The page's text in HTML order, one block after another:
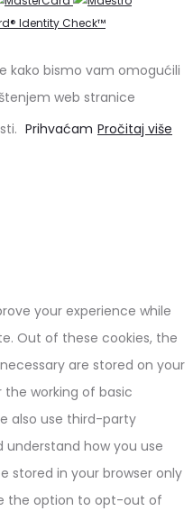
kako bismo vam omogućili
web stranice
Prihvaćam Pročitaj više
your experience while
Out of these cookies, the
are stored on your
the working of basic
also use third-party
understand how you use
stored in your browser only
the option to opt-out of